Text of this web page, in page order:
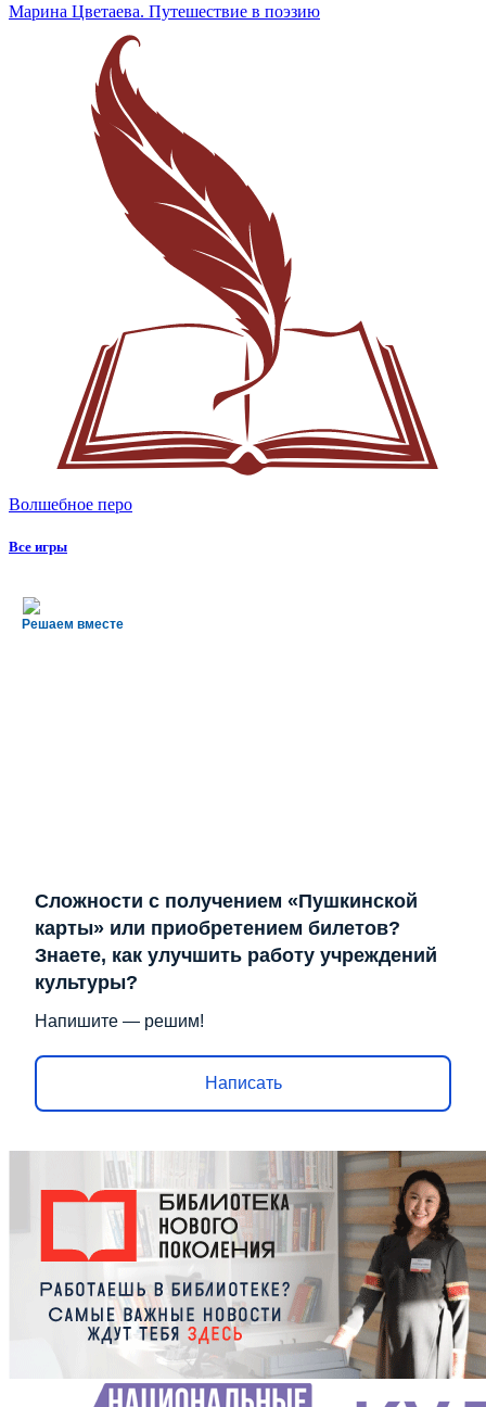
Марина Цветаева. Путешествие в поэзию
Волшебное перо
Все игры
Решаем вместе
Сложности с получением «Пушкинской
карты» или приобретением билетов?
Знаете, как улучшить работу учреждений
культуры?
Напишите — решим!
Написать